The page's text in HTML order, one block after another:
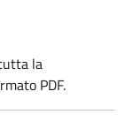
la
PDF.